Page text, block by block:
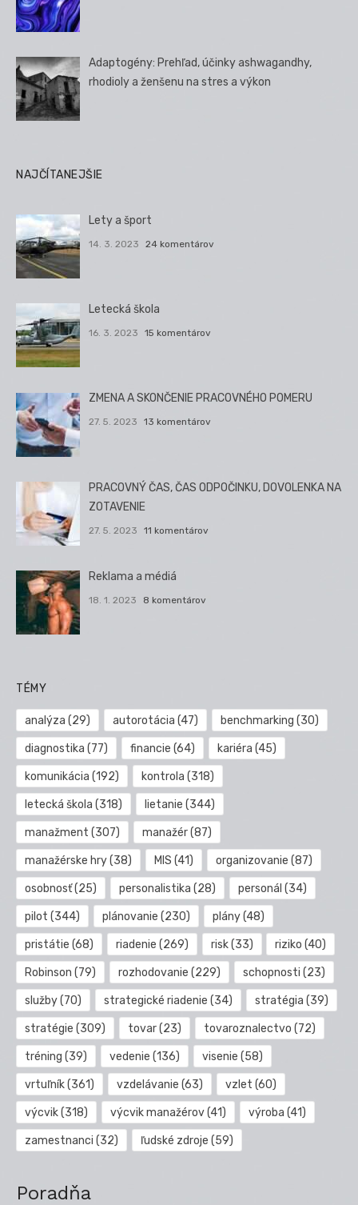
Adaptogény: Prehľad, účinky ashwagandhy,
rhodioly a ženšenu na stres a výkon
NAJČÍTANEJŠIE
Lety a šport
14. 3. 2023 24 komentárov
Letecká škola
16. 3. 2023 15 komentárov
ZMENA A SKONČENIE PRACOVNÉHO POMERU
27. 5. 2023 13 komentárov
PRACOVNÝ ČAS, ČAS ODPOČINKU, DOVOLENKA NA
ZOTAVENIE
27. 5. 2023 11 komentárov
Reklama a médiá
18. 1. 2023 8 komentárov
TÉMY
analýza (29) autorotácia (47) benchmarking (30)
diagnostika (77) financie (64) kariéra (45)
komunikácia (192) kontrola (318)
letecká škola (318) lietanie (344)
manažment (307) manažér(87)
manažérske hry(38) MIS (41) organizovanie (87)
osobnosť(25) personalistika (28) personál (34)
pilot (344) plánovanie (230) plány(48)
pristátie (68) riadenie (269) risk(33) riziko (40)
Robinson (79) rozhodovanie (229) schopnosti (23)
služby(70) strategické riadenie (34) stratégia (39)
stratégie (309) tovar(23) tovaroznalectvo (72)
tréning (39) vedenie (136) visenie (58)
vrtuľník(361) vzdelávanie (63) vzlet (60)
výcvik(318) výcvik manažérov(41) výroba (41)
zamestnanci (32) ľudské zdroje (59)
Poradňa